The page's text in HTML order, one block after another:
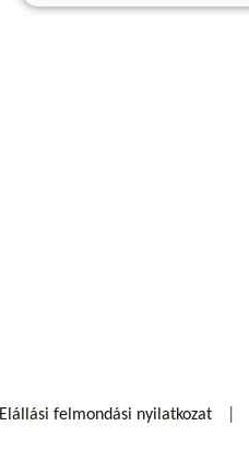
Elállási felmondási nyilatkozat